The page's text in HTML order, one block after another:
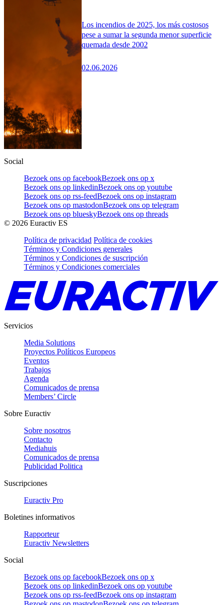
Los incendios de 2025, los más costosos
pese a sumar la segunda menor superficie
quemada desde 2002
02.06.2026
Social
Bezoek ons op facebookBezoek ons op x
Bezoek ons op linkedinBezoek ons op youtube
Bezoek ons op rss-feedBezoek ons op instagram
Bezoek ons op mastodonBezoek ons op telegram
Bezoek ons op blueskyBezoek ons op threads
© 2026 Euractiv ES
Política de privacidad Política de cookies
Términos y Condiciones generales
Términos y Condiciones de suscripción
Términos y Condiciones comerciales
Servicios
Media Solutions
Proyectos Políticos Europeos
Eventos
Trabajos
Agenda
Comunicados de prensa
Members’ Circle
Sobre Euractiv
Sobre nosotros
Contacto
Mediahuis
Comunicados de prensa
Publicidad Politica
Suscripciones
Euractiv Pro
Boletines informativos
Rapporteur
Euractiv Newsletters
Social
Bezoek ons op facebookBezoek ons op x
Bezoek ons op linkedinBezoek ons op youtube
Bezoek ons op rss-feedBezoek ons op instagram